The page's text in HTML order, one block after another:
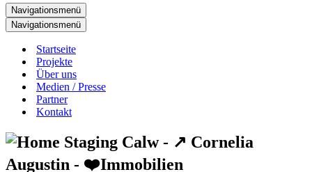
Navigationsmenü
Navigationsmenü
Startseite
Projekte
Über uns
Medien / Presse
Partner
Kontakt